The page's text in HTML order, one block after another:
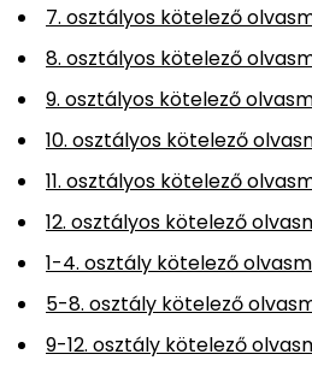
7. osztályos kötelező
8. osztályos kötelező
9. osztályos kötelező
10. osztályos kötelező
11. osztályos kötelező
12. osztályos kötelező
1-4. osztály kötelező
5-8. osztály kötelező
9-12. osztály kötelező